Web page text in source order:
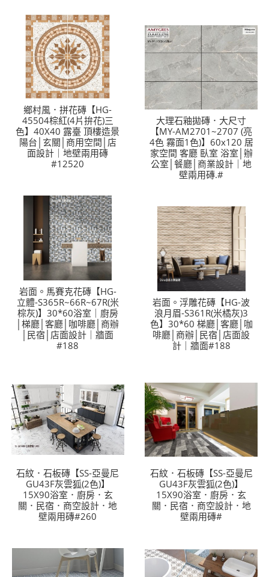
鄉村風．拼花磚【HG-
45504棕紅(4片拚花)三
色】40X40 露臺 頂樓造景
陽台│玄關│商用空間│店
面設計｜地壁兩用磚
#12520
大理石釉拋磚．大尺寸
【MY-AM2701~2707 (亮
4色 霧面1色)】60x120 居
家空間 客廳 臥室 浴室│辦
公室│餐廳│商業設計｜地
壁兩用磚.#
岩面。馬賽克花磚【HG-
立體-S365R~66R~67R(米
棕灰)】30*60浴室｜廚房
│梯廳│客廳│咖啡廳│商辦
│民宿│店面設計｜牆面
#188
岩面。浮雕花磚【HG-波
浪月眉-S361R(米橘灰)3
色】30*60 梯廳│客廳│咖
啡廳│商辦│民宿│店面設
計｜牆面#188
石紋．石板磚【SS-亞曼尼
GU43F灰雲狐(2色)】
15X90浴室．廚房．玄
關．民宿．商空設計．地
壁兩用磚#260
石紋．石板磚【SS-亞曼尼
GU43F灰雲狐(2色)】
15X90浴室．廚房．玄
關．民宿．商空設計．地
壁兩用磚#